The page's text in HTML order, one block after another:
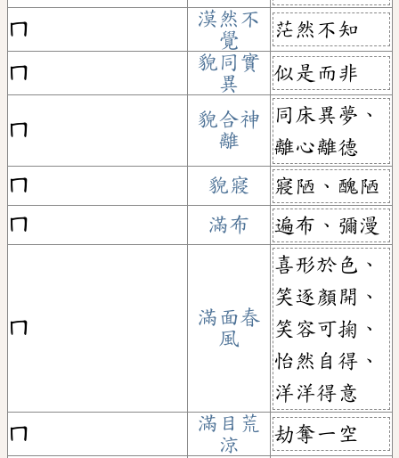
ㄇ
漠然不
覺
茫然不知
ㄇ
貌同實
異
似是而非
ㄇ
貌合神
離
同床異夢、
離心離德
ㄇ
貌寢
寢陋、醜陋
ㄇ
滿布 遍布、彌漫
ㄇ
滿面春
風
喜形於色、
笑逐顏開、
笑容可掬、
怡然自得、
洋洋得意
ㄇ
滿目荒
涼
劫奪一空